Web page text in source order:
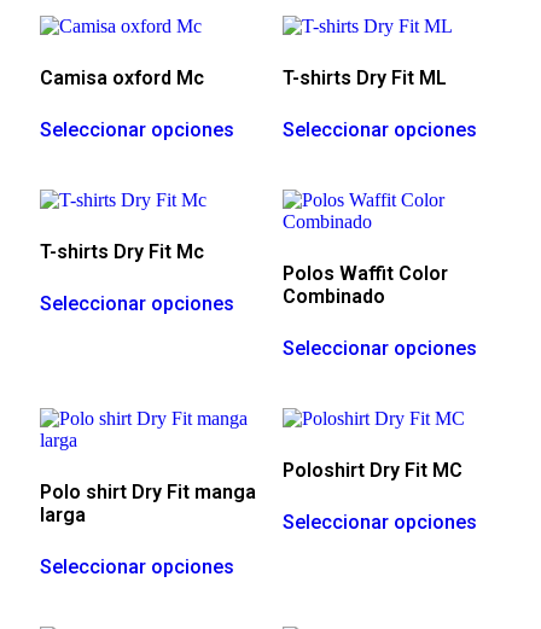
Camisa oxford Mc
Seleccionar opciones
T-shirts Dry Fit ML
Seleccionar opciones
T-shirts Dry Fit Mc
Seleccionar opciones
Polos Waffit Color
Combinado
Seleccionar opciones
Polo shirt Dry Fit manga
larga
Seleccionar opciones
Poloshirt Dry Fit MC
Seleccionar opciones